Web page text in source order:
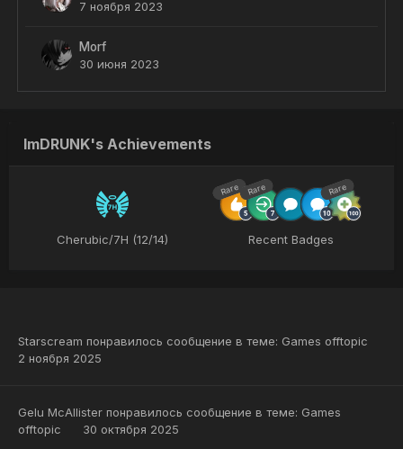
7 ноября 2023
Morf
30 июня 2023
ImDRUNK's Achievements
Cherubic/7H (12/14)
Rare Rare Rare
Recent Badges
Starscream понравилось сообщение в теме: Games offtopic
2 ноября 2025
Gelu McAllister понравилось сообщение в теме: Games
offtopic
30 октября 2025